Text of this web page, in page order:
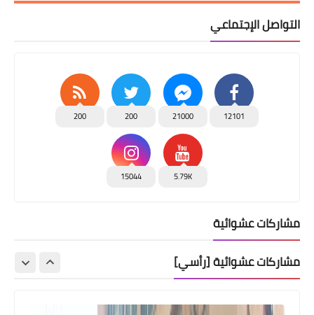
التواصل الإجتماعي
12101
21000
200
200
5.79K
15044
مشاركات عشوائية
مشاركات عشوائية [رأسي]